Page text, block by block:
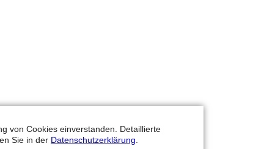
von Cookies einverstanden. Detaillierte
Sie in der Datenschutzerklärung